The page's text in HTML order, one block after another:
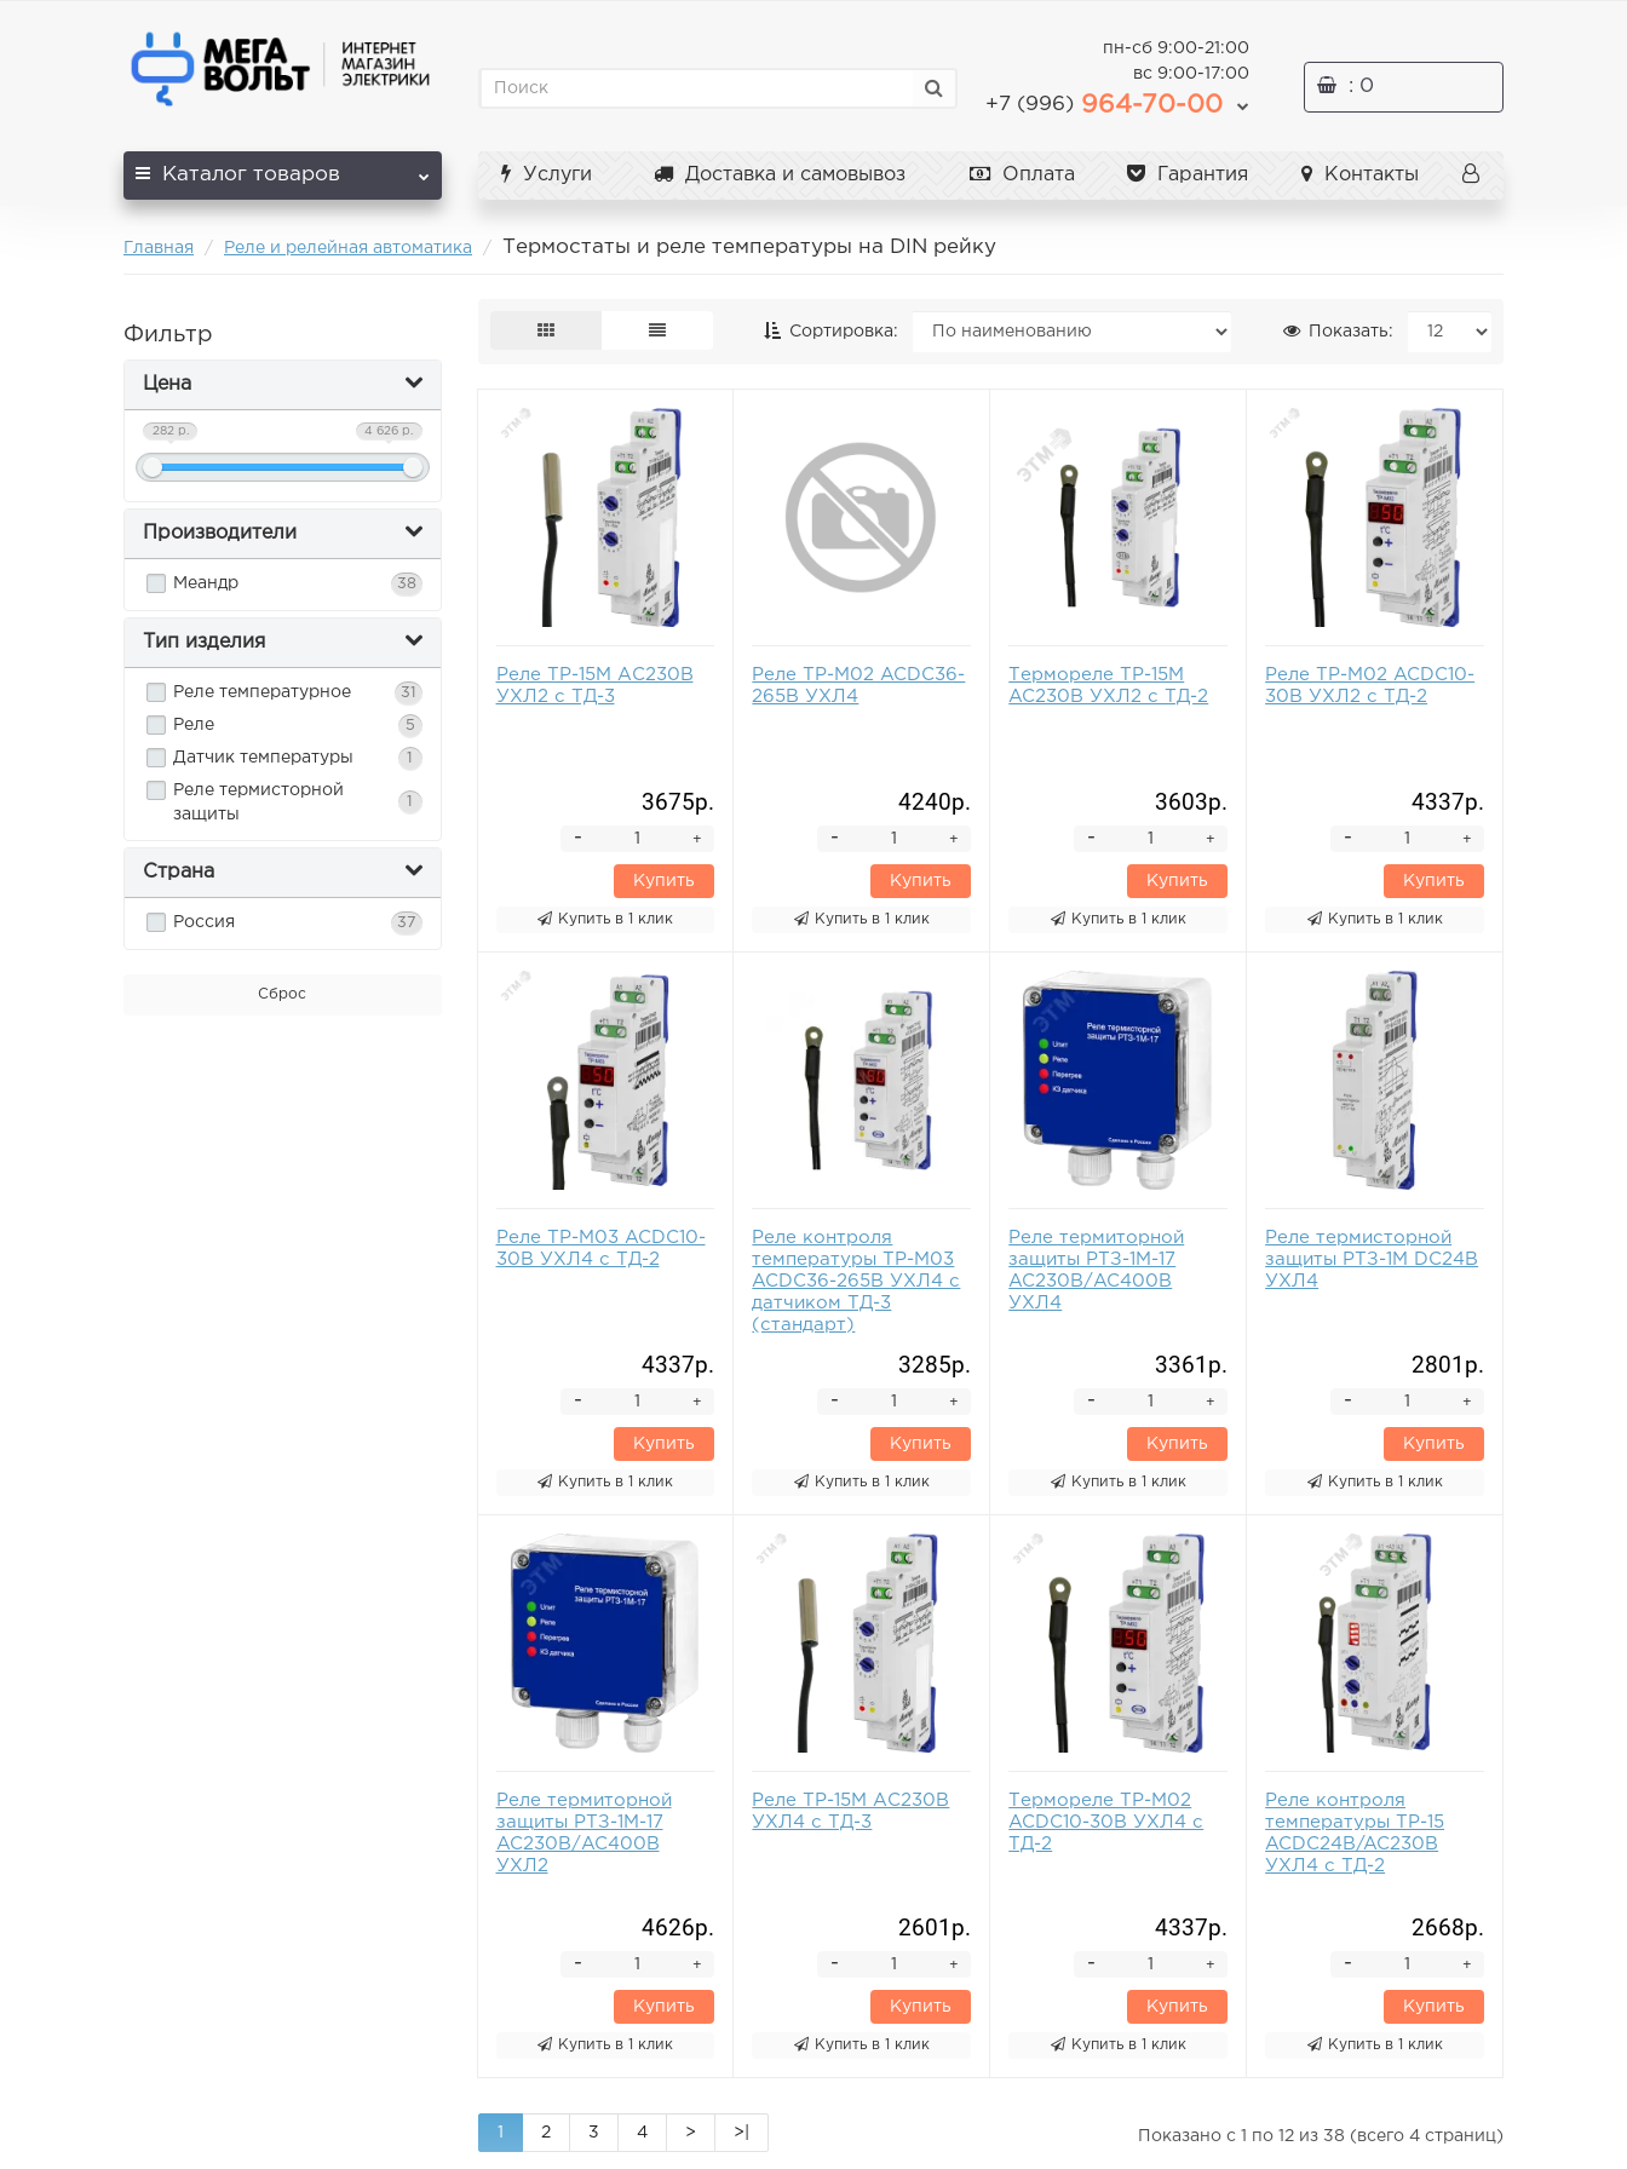
пн-сб 9:00-21:00
вс 9:00-17:00
+7 (996) 964-70-00
: 0
Каталог товаров Услуги Доставка и самовывоз Оплата Гарантия Контакты
Главная Реле и релейная автоматика Термостаты и реле температуры на DIN рейку
Фильтр
Цена
282 р. 4 626 р.
Производители
Меандр 38
Тип изделия
Реле температурное 31
Реле 5
Датчик температуры 1
Реле термисторной
защиты
Страна
Россия 37
Сброс
Сортировка: Показать:
Реле ТР-15М АС230В
УХЛ2 с ТД-3
3675р.
+
-
Купить
Купить в 1 клик
Реле ТР-М02 ACDC36-
265В УХЛ4
4240р.
+
-
Купить
Купить в 1 клик
Термореле ТР-15М
AC230В УХЛ2 с ТД-2
3603р.
+
-
Купить
Купить в 1 клик
Реле ТР-М02 ACDC10-
30В УХЛ2 с ТД-2
4337р.
+
-
Купить
Купить в 1 клик
Реле ТР-М03 ACDC10-
30В УХЛ4 с ТД-2
4337р.
+
-
Купить
Купить в 1 клик
Реле контроля
температуры ТР-М03
ACDC36-265В УХЛ4 с
датчиком ТД-3
(стандарт)
3285р.
+
-
Купить
Купить в 1 клик
Реле термиторной
защиты РТЗ-1М-17
AC230В/AC400B
УХЛ4
3361р.
+
-
Купить
Купить в 1 клик
Реле термисторной
защиты РТЗ-1М DC24В
УХЛ4
2801р.
+
-
Купить
Купить в 1 клик
Реле термиторной
защиты РТЗ-1М-17
AC230В/AC400B
УХЛ2
4626р.
+
-
Купить
Купить в 1 клик
Реле ТР-15М АС230В
УХЛ4 с ТД-3
2601р.
+
-
Купить
Купить в 1 клик
Термореле ТР-М02
ACDC10-30B УХЛ4 с
ТД-2
4337р.
+
-
Купить
Купить в 1 клик
Реле контроля
температуры ТР-15
ACDC24B/AC230B
УХЛ4 с ТД-2
2668р.
+
-
Купить
Купить в 1 клик
1 2 3 4 > >| Показано с 1 по 12 из 38 (всего 4 страниц)